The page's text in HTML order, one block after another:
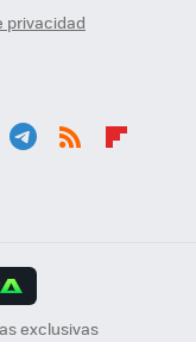
privacidad
exclusivas